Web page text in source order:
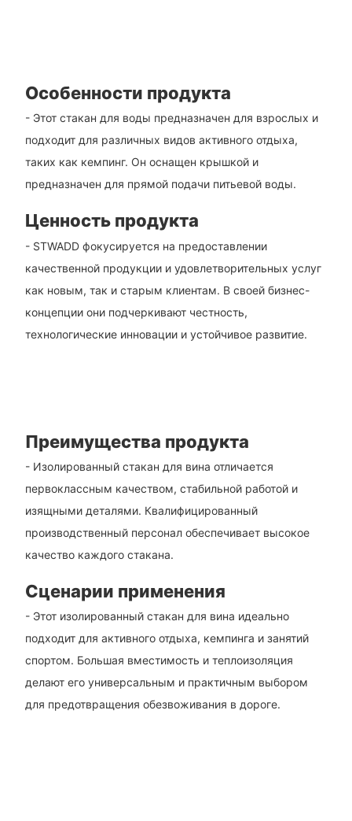
Особенности продукта
- Этот стакан для воды предназначен для взрослых и
подходит для различных видов активного отдыха,
таких как кемпинг. Он оснащен крышкой и
предназначен для прямой подачи питьевой воды.
Ценность продукта
- STWADD фокусируется на предоставлении
качественной продукции и удовлетворительных услуг
как новым, так и старым клиентам. В своей бизнес-
концепции они подчеркивают честность,
технологические инновации и устойчивое развитие.
Преимущества продукта
- Изолированный стакан для вина отличается
первоклассным качеством, стабильной работой и
изящными деталями. Квалифицированный
производственный персонал обеспечивает высокое
качество каждого стакана.
Сценарии применения
- Этот изолированный стакан для вина идеально
подходит для активного отдыха, кемпинга и занятий
спортом. Большая вместимость и теплоизоляция
делают его универсальным и практичным выбором
для предотвращения обезвоживания в дороге.